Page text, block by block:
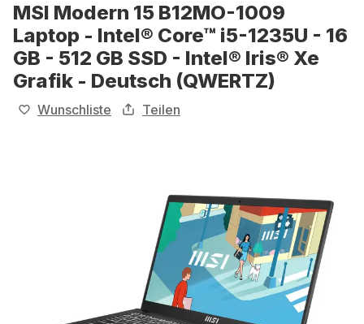
MSI Modern 15 B12MO-1009
Laptop - Intel® Core™ i5-1235U - 16
GB - 512 GB SSD - Intel® Iris® Xe
Grafik - Deutsch (QWERTZ)
Wunschliste Teilen